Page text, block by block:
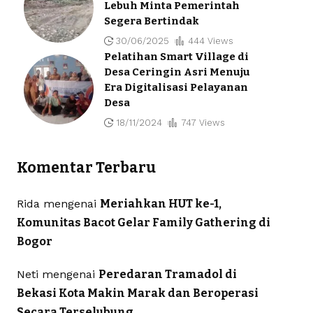
Lebuh Minta Pemerintah
Segera Bertindak
30/06/2025 444 Views
Pelatihan Smart Village di
Desa Ceringin Asri Menuju
Era Digitalisasi Pelayanan
Desa
18/11/2024 747 Views
Komentar Terbaru
Ridamengenai Meriahkan HUT ke-1,
Komunitas Bacot Gelar Family Gathering di
Bogor
Neti mengenai Peredaran Tramadol di
Bekasi Kota Makin Marak dan Beroperasi